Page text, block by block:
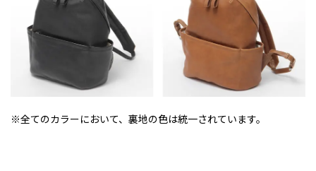
※全てのカラーにおいて、裏地の色は統一されています。